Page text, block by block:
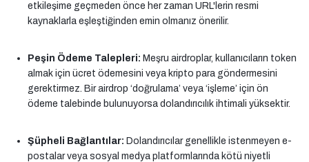
etkileşime geçmeden önce her zaman URL'lerin resmi
kaynaklarla eşleştiğinden emin olmanız önerilir.
Peşin Ödeme Talepleri: Meşru airdroplar, kullanıcıların token
almak için ücret ödemesini veya kripto para göndermesini
gerektirmez. Bir airdrop ‘doğrulama’ veya ‘işleme’ için ön
ödeme talebinde bulunuyorsa dolandırıcılık ihtimali yüksektir.
Şüpheli Bağlantılar: Dolandırıcılar genellikle istenmeyen e-
postalar veya sosyal medya platformlarında kötü niyetli